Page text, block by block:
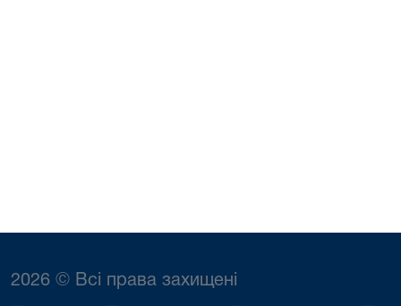
2026 © Всі права захищені